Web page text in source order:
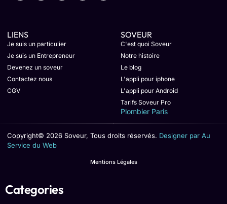
LIENS
Je suis un particulier
Je suis un Entrepreneur
Devenez un soveur
Contactez nous
CGV
SOVEUR
C'est quoi Soveur
Notre histoire
Le blog
L'appli pour iphone
L'appli pour Android
Tarifs Soveur Pro
Plombier Paris
Copyright© 2026 Soveur, Tous droits réservés. Designer par Au
Service du Web
Mentions Légales
Categories